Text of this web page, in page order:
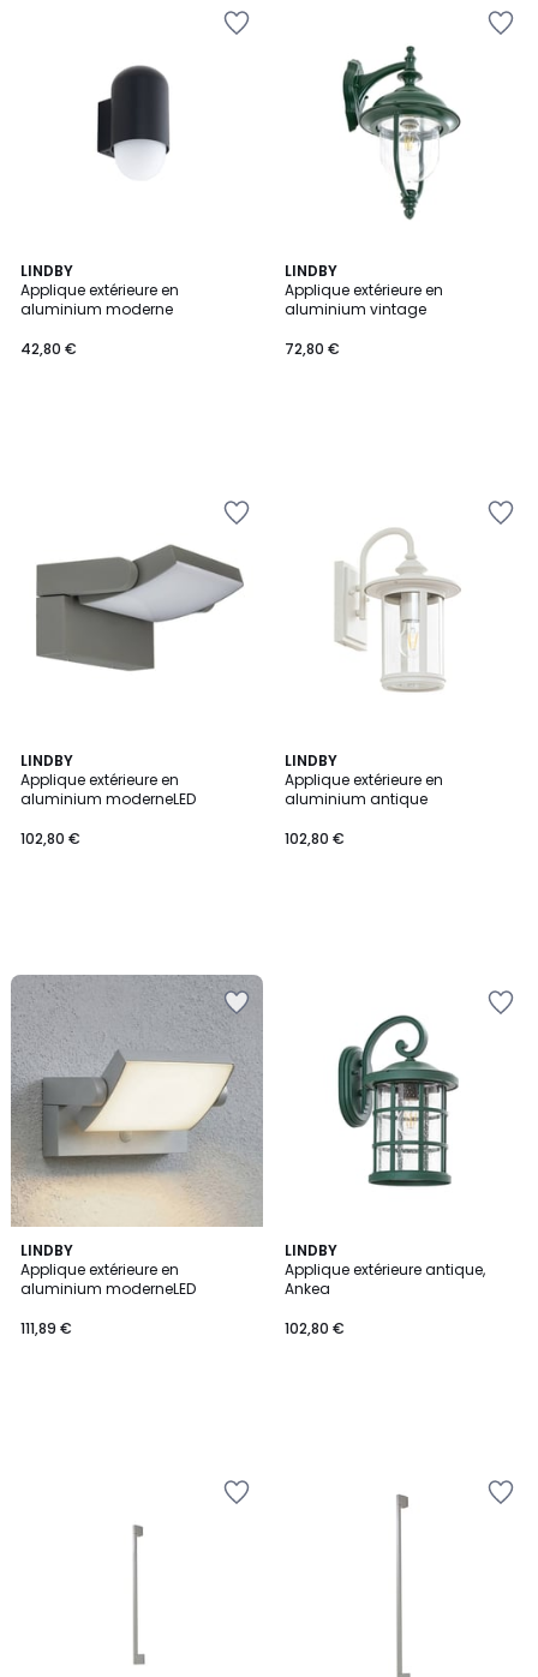
LINDBY
Applique extérieure en
aluminium moderne
42,80 €
LINDBY
Applique extérieure en
aluminium vintage
72,80 €
LINDBY
Applique extérieure en
aluminium moderneLED
102,80 €
LINDBY
Applique extérieure en
aluminium antique
102,80 €
LINDBY
Applique extérieure en
aluminium moderneLED
111,89 €
LINDBY
Applique extérieure antique,
Ankea
102,80 €